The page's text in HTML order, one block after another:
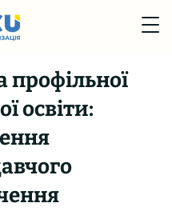
профільної
освіти: